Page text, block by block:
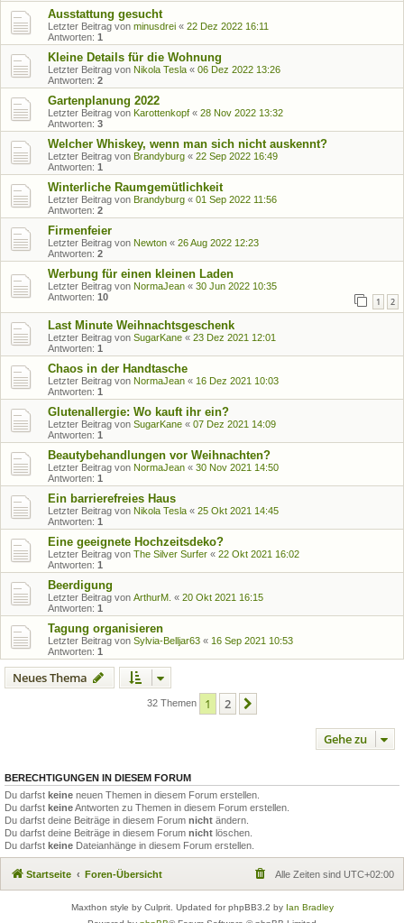
Ausstattung gesucht
Letzter Beitrag von minusdrei « 22 Dez 2022 16:11
Antworten: 1
Kleine Details für die Wohnung
Letzter Beitrag von Nikola Tesla « 06 Dez 2022 13:26
Antworten: 2
Gartenplanung 2022
Letzter Beitrag von Karottenkopf « 28 Nov 2022 13:32
Antworten: 3
Welcher Whiskey, wenn man sich nicht auskennt?
Letzter Beitrag von Brandyburg « 22 Sep 2022 16:49
Antworten: 1
Winterliche Raumgemütlichkeit
Letzter Beitrag von Brandyburg « 01 Sep 2022 11:56
Antworten: 2
Firmenfeier
Letzter Beitrag von Newton « 26 Aug 2022 12:23
Antworten: 2
Werbung für einen kleinen Laden
Letzter Beitrag von NormaJean « 30 Jun 2022 10:35
Antworten: 10 1 2
Last Minute Weihnachtsgeschenk
Letzter Beitrag von SugarKane « 23 Dez 2021 12:01
Antworten: 1
Chaos in der Handtasche
Letzter Beitrag von NormaJean « 16 Dez 2021 10:03
Antworten: 1
Glutenallergie: Wo kauft ihr ein?
Letzter Beitrag von SugarKane « 07 Dez 2021 14:09
Antworten: 1
Beautybehandlungen vor Weihnachten?
Letzter Beitrag von NormaJean « 30 Nov 2021 14:50
Antworten: 1
Ein barrierefreies Haus
Letzter Beitrag von Nikola Tesla « 25 Okt 2021 14:45
Antworten: 1
Eine geeignete Hochzeitsdeko?
Letzter Beitrag von The Silver Surfer « 22 Okt 2021 16:02
Antworten: 1
Beerdigung
Letzter Beitrag von ArthurM. « 20 Okt 2021 16:15
Antworten: 1
Tagung organisieren
Letzter Beitrag von Sylvia-Belljar63 « 16 Sep 2021 10:53
Antworten: 1
Neues Thema
32 Themen 1 2
Gehe zu
BERECHTIGUNGEN IN DIESEM FORUM
Du darfst keine neuen Themen in diesem Forum erstellen.
Du darfst keineAntworten zu Themen in diesem Forum erstellen.
Du darfst deine Beiträge in diesem Forum nicht ändern.
Du darfst deine Beiträge in diesem Forum nicht löschen.
Du darfst keine Dateianhänge in diesem Forum erstellen.
Startseite Foren-Übersicht Alle Zeiten sind UTC+02:00
Maxthon style by Culprit. Updated for phpBB3.2 by Ian Bradley